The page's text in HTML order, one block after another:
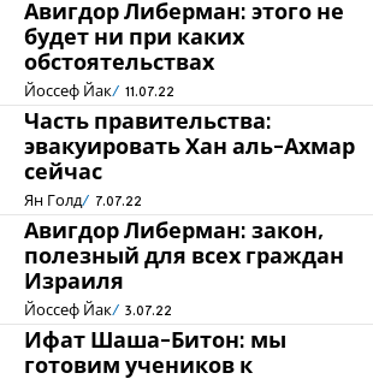
Авигдор Либерман: этого не
будет ни при каких
обстоятельствах
Йоссеф Йак 11.07.22
Часть правительства:
эвакуировать Хан аль-Ахмар
сейчас
Ян Голд 7.07.22
Авигдор Либерман: закон,
полезный для всех граждан
Израиля
Йоссеф Йак 3.07.22
Ифат Шаша-Битон: мы
готовим учеников к